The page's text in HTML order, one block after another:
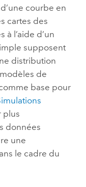
courbe en
cartes des
l’aide d’un
supposent
distribution
de
base pour
plus
données
une
le cadre du